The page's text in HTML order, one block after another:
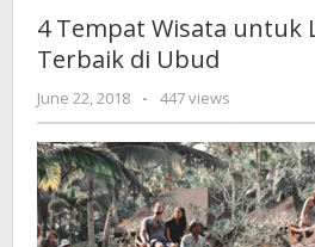
untuk
Lokasi
Foto
di
Ubud
4 Tempat Wisata untuk
Terbaik di Ubud
June 22, 2018
by
Aditya
JP
- 447 views